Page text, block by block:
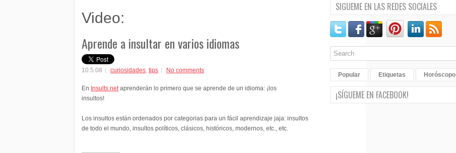
Video:
Aprende a insultar en varios idiomas
10.5.08 curiosidades, tips No comments
En Insults.netaprenderán lo primero que se aprende de un idioma: ¡los
insultos!
Los insultos están ordenados por categorias para un fácil aprendizaje jaja: insultos
de todo el mundo, insultos políticos, clásicos, históricos, modernos, etc., etc.
SIGUEME EN LAS REDES SOCIALES
Popular Etiquetas Horóscopo
¡SÍGUEME EN FACEBOOK!